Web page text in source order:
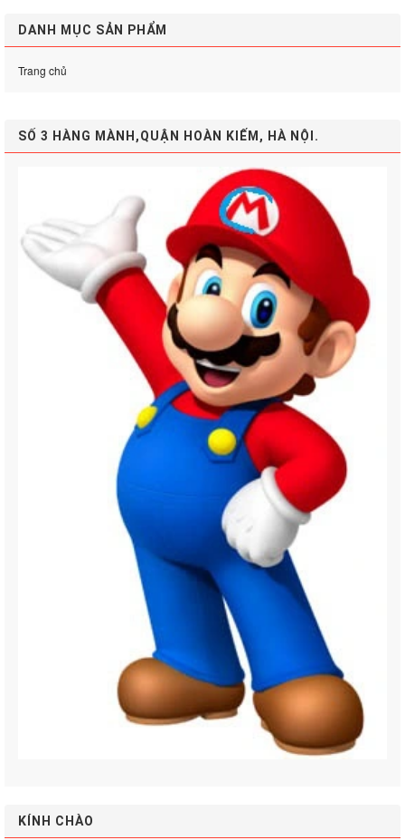
DANH MỤC SẢN PHẨM
Trang chủ
SỐ 3 HÀNG MÀNH,QUẬN HOÀN KIẾM, HÀ NỘI.
KÍNH CHÀO